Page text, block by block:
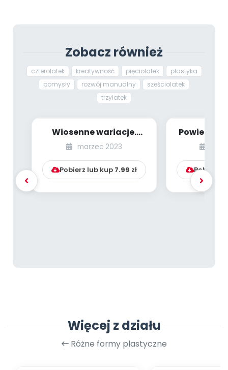
Zobacz również
czterolatek kreatywność pięciolatek
plastyka
pomysły
rozwój manualny
sześciolatek
trzylatek
Wiosenne wariacje.
Kącik kreatywnego
marzec 2023
Pobierz lub kup 7.99 zł
Powietrze
Żywioł
Pobierz
Więcej z działu
Różne formy plastyczne